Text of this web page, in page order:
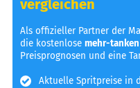
vergleichen
Als offizieller Partner der
die kostenlosemehr-
Preisprognosen und eine
Aktuelle Spritpreise in